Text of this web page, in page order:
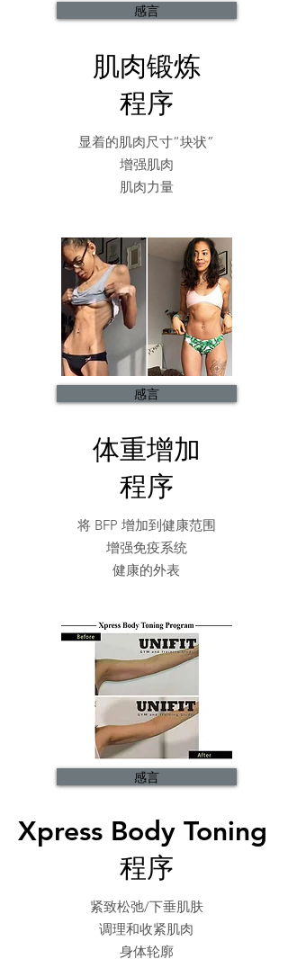
感言
肌肉锻炼
程序
显着的肌肉尺寸“块状”
增强肌肉
肌肉力量
感言
体重增加
程序
将 BFP 增加到健康范围
增强免疫系统
健康的外表
感言
Xpress Body Toning
程序
紧致松弛/下垂肌肤
调理和收紧肌肉
身体轮廓